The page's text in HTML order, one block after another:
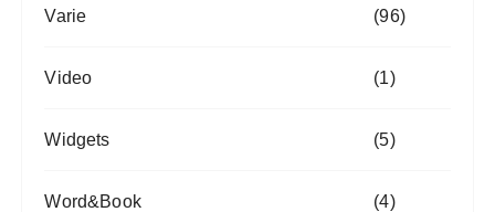
Varie (96)
Video (1)
Widgets (5)
Word&Book (4)